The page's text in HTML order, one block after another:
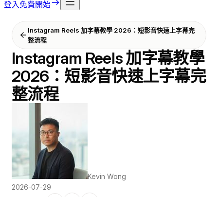
登入 免費開始
Instagram Reels 加字幕教學 2026：短影音快速上字幕完
整流程
Instagram Reels 加字幕教學
2026：短影音快速上字幕完
整流程
Kevin Wong
2026-07-29